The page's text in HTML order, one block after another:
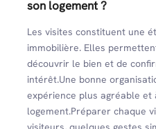
son logement ?
Les visites constituent une
immobilière. Elles
découvrir le bien et de
intérêt.Une bonne
expérience plus agréable et
logement.Préparer chaque